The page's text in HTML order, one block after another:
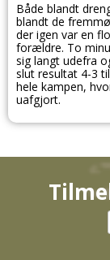
Både blandt
blandt de
der igen var en
forældre. To
sig langt udefra
slut resultat 4-3
hele kampen,
uafgjort.